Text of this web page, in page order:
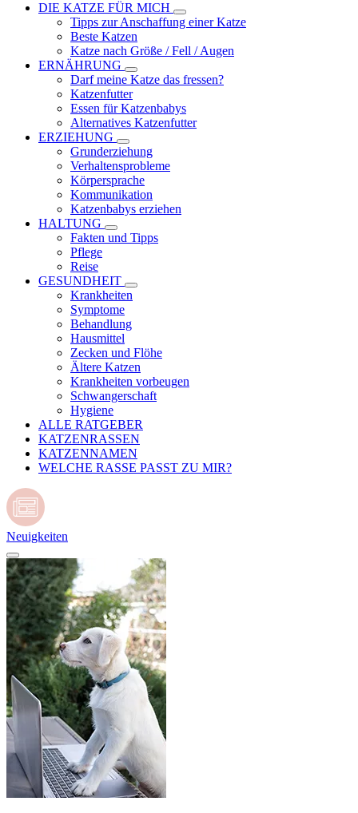
DIE KATZE FÜR MICH
Tipps zur Anschaffung einer Katze
Beste Katzen
Katze nach Größe / Fell / Augen
ERNÄHRUNG
Darf meine Katze das fressen?
Katzenfutter
Essen für Katzenbabys
Alternatives Katzenfutter
ERZIEHUNG
Grunderziehung
Verhaltensprobleme
Körpersprache
Kommunikation
Katzenbabys erziehen
HALTUNG
Fakten und Tipps
Pflege
Reise
GESUNDHEIT
Krankheiten
Symptome
Behandlung
Hausmittel
Zecken und Flöhe
Ältere Katzen
Krankheiten vorbeugen
Schwangerschaft
Hygiene
ALLE RATGEBER
KATZENRASSEN
KATZENNAMEN
WELCHE RASSE PASST ZU MIR?
Neuigkeiten